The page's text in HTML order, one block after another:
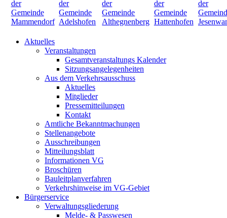
Aktuelles
Veranstaltungen
Gesamtveranstaltungs Kalender
Sitzungsangelegenheiten
Aus dem Verkehrsausschuss
Aktuelles
Mitglieder
Pressemitteilungen
Kontakt
Amtliche Bekanntmachungen
Stellenangebote
Ausschreibungen
Mitteilungsblatt
Informationen VG
Broschüren
Bauleitplanverfahren
Verkehrshinweise im VG-Gebiet
Bürgerservice
Verwaltungsgliederung
Melde- & Passwesen